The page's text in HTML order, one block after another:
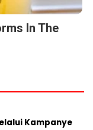
In The
Kampanye